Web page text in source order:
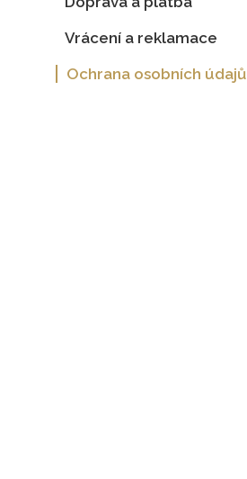
Vrácení a reklamace
Ochrana osobních údajů